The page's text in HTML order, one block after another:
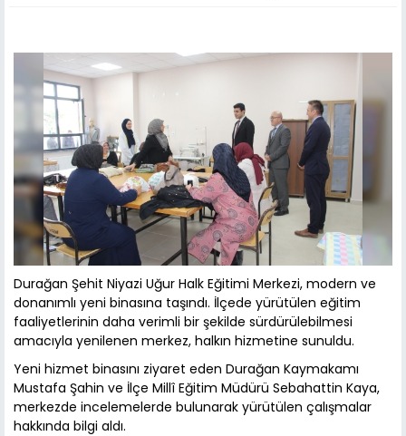
Durağan Şehit Niyazi Uğur Halk Eğitimi Merkezi, modern ve
donanımlı yeni binasına taşındı. İlçede yürütülen eğitim
faaliyetlerinin daha verimli bir şekilde sürdürülebilmesi
amacıyla yenilenen merkez, halkın hizmetine sunuldu.
Yeni hizmet binasını ziyaret eden Durağan Kaymakamı
Mustafa Şahin ve İlçe Millî Eğitim Müdürü Sebahattin Kaya,
merkezde incelemelerde bulunarak yürütülen çalışmalar
hakkında bilgi aldı.